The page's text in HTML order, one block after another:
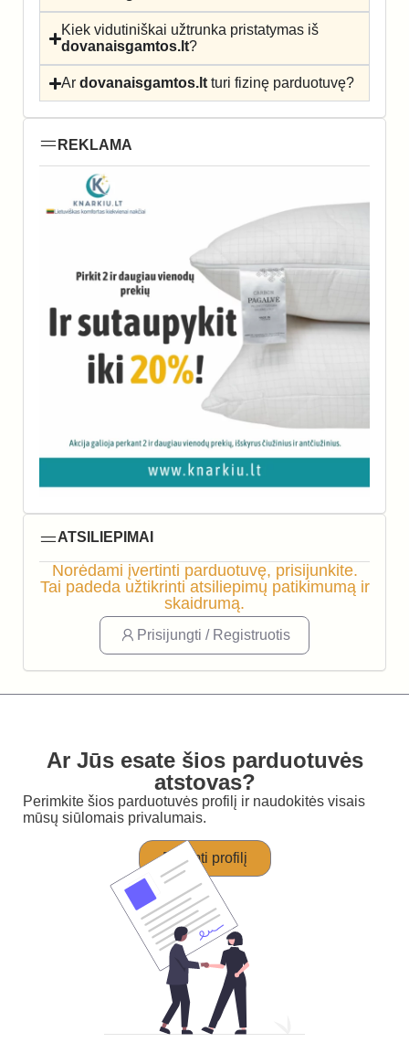
Kiek vidutiniškai užtrunka pristatymas iš
dovanaisgamtos.lt?
Ardovanaisgamtos.lt turi fizinę parduotuvę?
REKLAMA
ATSILIEPIMAI
Norėdami įvertinti parduotuvę, prisijunkite.
Tai padeda užtikrinti atsiliepimų patikimumą ir
skaidrumą.
Prisijungti / Registruotis
Ar Jūs esate šios parduotuvės
atstovas?
Perimkite šios parduotuvės profilį ir naudokitės visais
mūsų siūlomais privalumais.
Perimti profilį